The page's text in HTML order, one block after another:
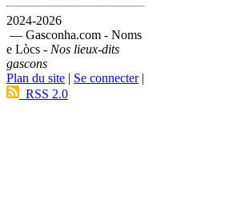
2024-2026
— Gasconha.com - Noms
e Lòcs - Nos lieux-dits
gascons
Plan du site | Se connecter|
RSS 2.0